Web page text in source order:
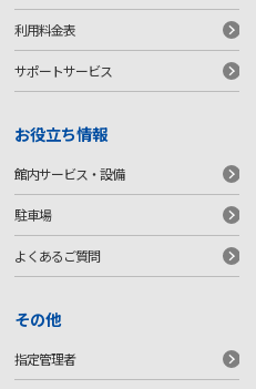
利用料金表
サポートサービス
お役立ち情報
館内サービス・設備
駐車場
よくあるご質問
その他
指定管理者